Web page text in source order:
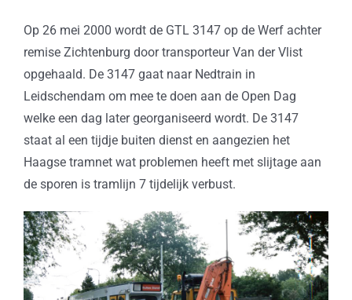
Op 26 mei 2000 wordt de GTL 3147 op de Werf achter
remise Zichtenburg door transporteur Van der Vlist
opgehaald. De 3147 gaat naar Nedtrain in
Leidschendam om mee te doen aan de Open Dag
welke een dag later georganiseerd wordt. De 3147
staat al een tijdje buiten dienst en aangezien het
Haagse tramnet wat problemen heeft met slijtage aan
de sporen is tramlijn 7 tijdelijk verbust.